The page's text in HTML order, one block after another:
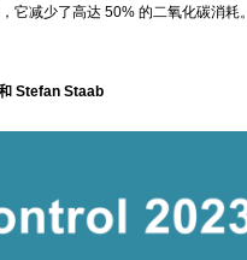
它减少了高达 50% 的二氧化碳消耗。
Stefan Staab